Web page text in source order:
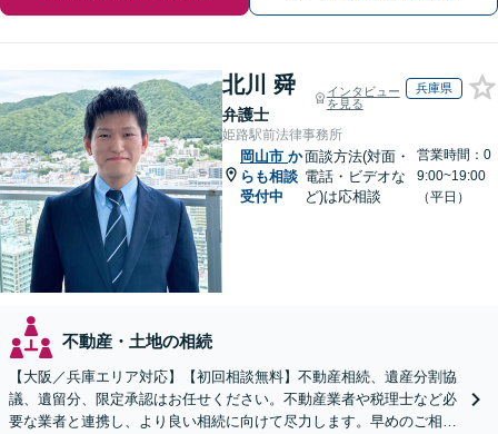
北川 舜
弁護士
インタビュー
を見る
兵庫県
姫路駅前法律事務所
岡山市 か
らも相談
受付中
面談方法(対面・
電話・ビデオな
ど)は応相談
営業時間：0
9:00~19:00
（平日）
不動産・土地の相続
【大阪／兵庫エリア対応】【初回相談無料】不動産相続、遺産分割協
議、遺留分、限定承認はお任せください。不動産業者や税理士など必
要な業者と連携し、より良い相続に向けて尽力します。早めのご相談